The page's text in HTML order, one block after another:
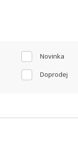
Novinka
Doprodej